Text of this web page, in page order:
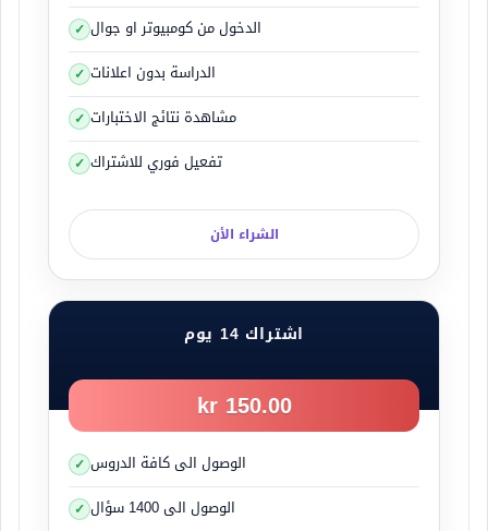
الدخول من كومبيوتر او جوال
الدراسة بدون اعلانات
مشاهدة نتائج الاختبارات
تفعيل فوري للاشتراك
الشراء الأن
اشتراك 14 يوم
150.00 kr
الوصول الى كافة الدروس
الوصول الى 1400 سؤال